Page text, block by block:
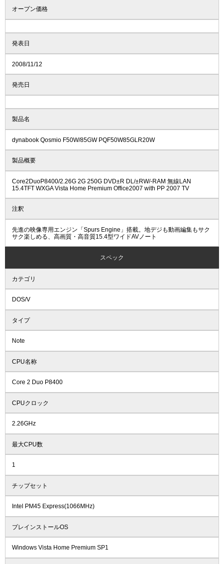
オープン価格
発表日
2008/11/12
発売日
製品名
dynabook Qosmio F50W/85GW PQF50W85GLR20W
製品概要
Core2DuoP8400/2.26G 2G 250G DVD±R DL/±RW/-RAM 無線LAN
15.4TFT WXGA Vista Home Premium Office2007 with PP 2007 TV
注釈
先進の映像専用エンジン「Spurs Engine」搭載。地デジも動画編集もサク
サク楽しめる、高画質・高音質15.4型ワイドAVノート
スペック
カテゴリ
DOS/V
タイプ
Note
CPU名称
Core 2 Duo P8400
CPUクロック
2.26GHz
最大CPU数
1
チップセット
Intel PM45 Express(1066MHz)
プレインストールOS
Windows Vista Home Premium SP1